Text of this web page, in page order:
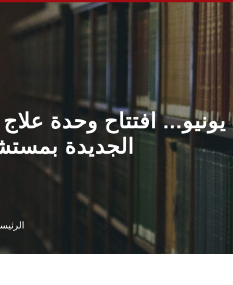
٢٥ يونيو... افتتاح وحدة
الجديدة